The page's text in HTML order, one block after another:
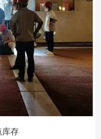
库存